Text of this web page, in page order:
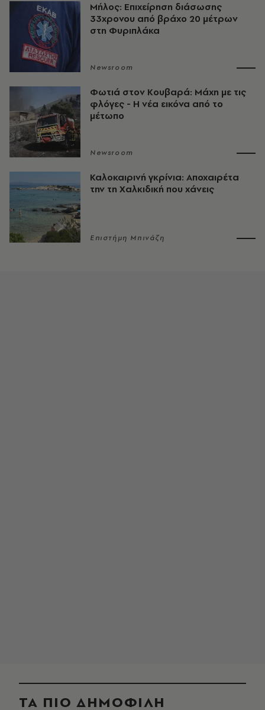
Μήλος: Επιχείρηση διάσωσης
33χρονου από βράχο 20 μέτρων
στη Φυριπλάκα
Newsroom
Φωτιά στον Κουβαρά: Μάχη με τις
φλόγες - Η νέα εικόνα από το
μέτωπο
Newsroom
Καλοκαιρινή γκρίνια: Αποχαιρέτα
την τη Χαλκιδική που χάνεις
Επιστήμη Μπινάζη
ΤΑ ΠΙΟ ΔΗΜΟΦΙΛΗ